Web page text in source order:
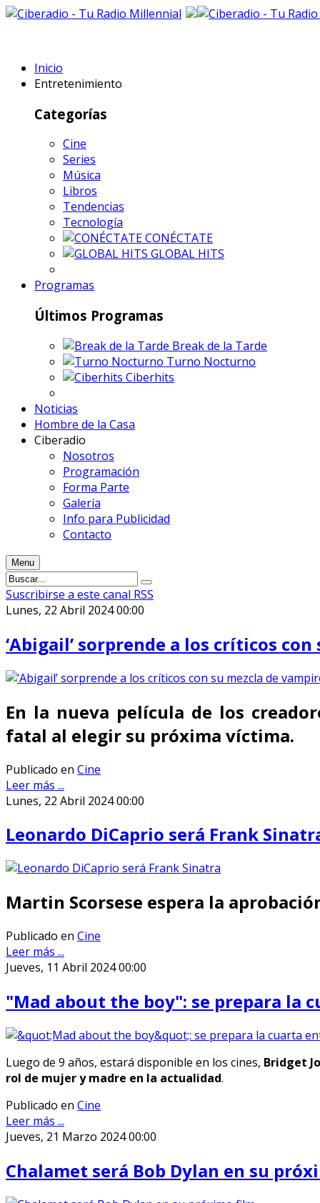
Inicio
Entretenimiento
Categorías
Cine
Series
Música
Libros
Tendencias
Tecnología
CONÉCTATE
GLOBAL HITS
Programas
Últimos Programas
Break de la Tarde
Turno Nocturno
Ciberhits
Noticias
Hombre de la Casa
Ciberadio
Nosotros
Programación
Forma Parte
Galería
Info para Publicidad
Contacto
Menu
Suscribirse a este canal RSS
Lunes, 22 Abril 2024 00:00
‘Abigail’ sorprende a los críticos
En la nueva película de los
fatal al elegir su próxima víctima.
Publicado en Cine
Leer más ...
Lunes, 22 Abril 2024 00:00
Leonardo DiCaprio será Frank
Martin Scorsese espera la
Publicado en Cine
Leer más ...
Jueves, 11 Abril 2024 00:00
"Mad about the boy": se prepara la
Luego de 9 años, estará disponible en los cines, Bridget
rol de mujer y madre en la actualidad.
Publicado en Cine
Leer más ...
Jueves, 21 Marzo 2024 00:00
Chalamet será Bob Dylan en su